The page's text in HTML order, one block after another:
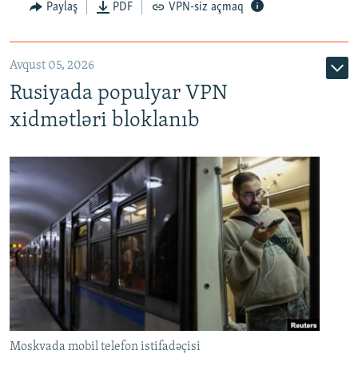
Paylaş PDF VPN-siz açmaq
Avqust 05, 2026
Rusiyada populyar VPN
xidmətləri bloklanıb
Moskvada mobil telefon istifadəçisi